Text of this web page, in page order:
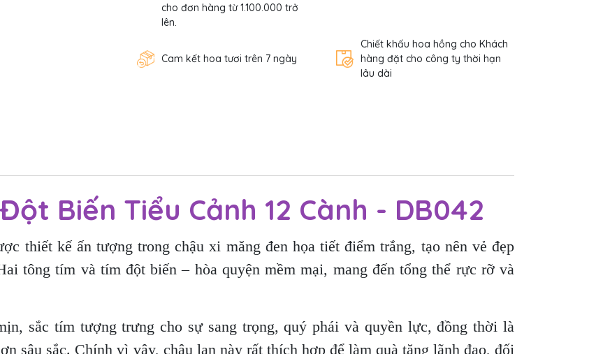
cho đơn hàng từ 1.100.000 trở
lên.
Cam kết hoa tươi trên 7 ngày
Chiết khấu hoa hồng cho Khách
hàng đặt cho công ty thời hạn
lâu dài
Biến Tiểu Cảnh 12 Cành - DB042
thiết kế ấn tượng trong chậu xi măng đen họa tiết điểm trắng, tạo nên vẻ đẹp
tông tím và tím đột biến – hòa quyện mềm mại, mang đến tổng thể rực rỡ và
sắc tím tượng trưng cho sự sang trọng, quý phái và quyền lực, đồng thời là
sâu sắc. Chính vì vậy, chậu lan này rất thích hợp để làm quà tặng lãnh đạo, đối